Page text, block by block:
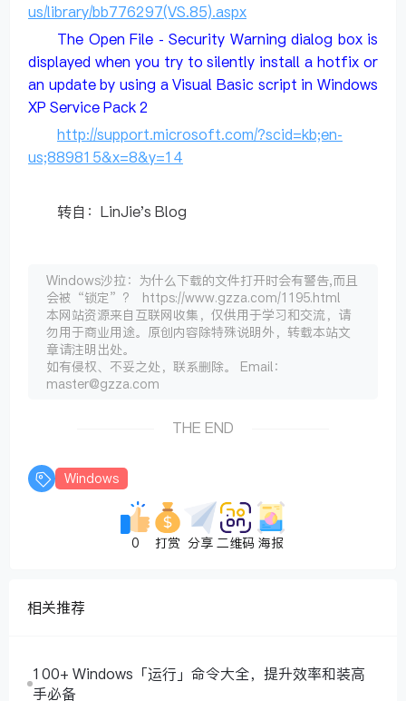
us/library/bb776297(VS.85).aspx
The Open File - Security Warning dialog box is
displayed when you try to silently install a hotfix or
an update by using a Visual Basic script in Windows
XP Service Pack 2
http://support.microsoft.com/?scid=kb;en-
us;889815&x=8&y=14
转自：LinJie's Blog
Windows沙拉：为什么下载的文件打开时会有警告,而且
会被“锁定”? https://www.gzza.com/1195.html
本网站资源来自互联网收集，仅供用于学习和交流，请
勿用于商业用途。原创内容除特殊说明外，转载本站文
章请注明出处。
如有侵权、不妥之处，联系删除。 Email：
master@gzza.com
THE END
Windows
0 打赏 分享 二维码 海报
相关推荐
100+ Windows「运行」命令大全，提升效率和装高
手必备